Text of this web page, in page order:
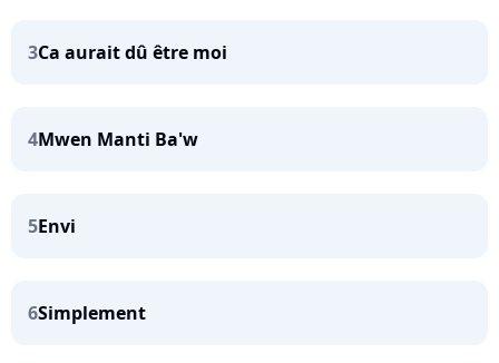
3Ca aurait dû être moi
4Mwen Manti Ba'w
5Envi
6Simplement